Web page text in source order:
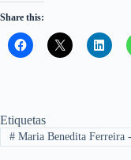
Share this:
Etiquetas
#Maria Benedita Ferreira